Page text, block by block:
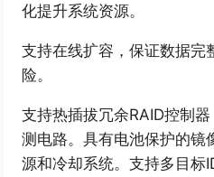
化提升系统资源。
支持在线扩容，保证数据完
险。
支持热插拔冗余RAID控制
测电路。具有电池保护的镜
源和冷却系统。支持多目标